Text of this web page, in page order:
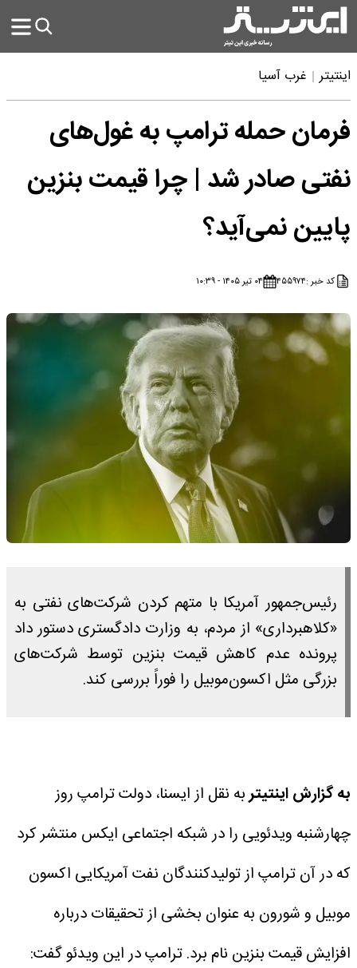
اینتیتر غرب آسیا
فرمان حمله ترامپ به غول‌های
نفتی صادر شد | چرا قیمت بنزین
پایین نمی‌آید؟
کد خبر :۴۵۵۹۷۴ ۰۴ تیر ۱۴۰۵ - ۱۰:۳۹
رئیس‌جمهور آمریکا با متهم کردن شرکت‌های نفتی به
«کلاهبرداری» از مردم، به وزارت دادگستری دستور داد
پرونده عدم کاهش قیمت بنزین توسط شرکت‌های
بزرگی مثل اکسون‌موبیل را فوراً بررسی کند.
به گزارش اینتیتربه نقل از ایسنا، دولت ترامپ روز
چهارشنبه ویدئویی را در شبکه اجتماعی ایکس منتشر کرد
که در آن ترامپ از تولیدکنندگان نفت آمریکایی اکسون
موبیل و شورون به عنوان بخشی از تحقیقات درباره
افزایش قیمت بنزین نام برد.ترامپ در این ویدئو گفت: